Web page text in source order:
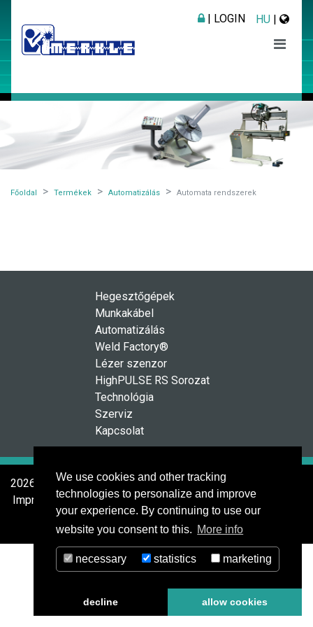
We use cookies and other tracking
technologies to personalize and improve
your experience. By continuing to use our
website you consent to this. More info
necessary statistics marketing
decline allow cookies
| LOGIN HU |
Főoldal Termékek Automatizálás Automata rendszerek
Hegesztőgépek
Munkakábel
Automatizálás
Weld Factory®
Lézer szenzor
HighPULSE RS Sorozat
Technológia
Szerviz
Kapcsolat
2026 © MERKLE Schweißanlagen-Technik GmbH
Impressum Datenschutz AGB